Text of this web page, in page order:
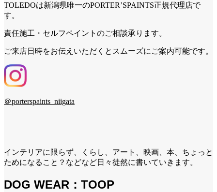
TOLEDOは新潟県唯一のPORTER’SPAINTS正規代理店で
す。
責任施工・セルフペイントのご相談承ります。
ご来店日時をお伝えいただくとスムーズにご案内可能です。
＠porterspaints_niigata
インテリアに限らず、くらし、アート、映画、本、ちょっと
ためになること？などなど日々徒然に書いていきます。
DOG WEAR：TOOP